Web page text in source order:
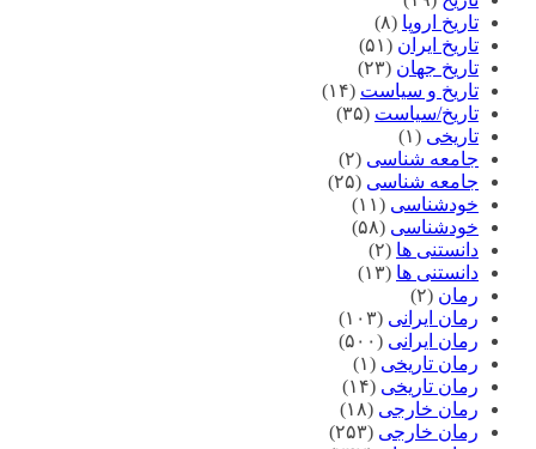
تاریخ اروپا (۸)
تاریخ ایران (۵۱)
تاریخ جهان (۲۳)
تاریخ و سیاست (۱۴)
تاریخ/سیاست (۳۵)
تاریخی (۱)
جامعه شناسی (۲)
جامعه شناسی (۲۵)
خودشناسی (۱۱)
خودشناسی (۵۸)
دانستنی ها (۲)
دانستنی ها (۱۳)
رمان (۲)
رمان ایرانی (۱۰۳)
رمان ایرانی (۵۰۰)
رمان تاریخی (۱)
رمان تاریخی (۱۴)
رمان خارجی (۱۸)
رمان خارجی (۲۵۳)